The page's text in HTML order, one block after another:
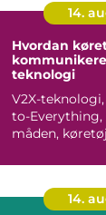
14.
Hvordan
teknologi
V2X-
to-
måden,
14.